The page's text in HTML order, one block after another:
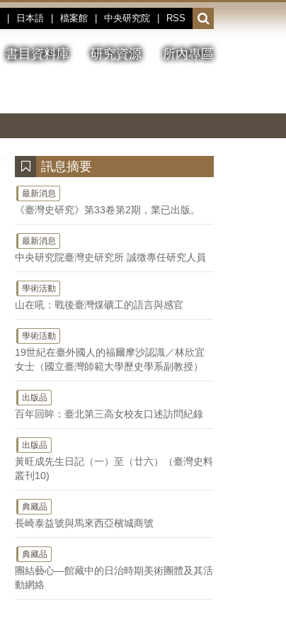
日本語 檔案館 中央研究院 RSS
開
啟
或
收
書目資料庫 研究資源 所內專區
停、
圖
圖
結
訊息摘要
最新消息
《臺灣史研究》第33卷第2期，業已出版。
最新消息
中央研究院臺灣史研究所 誠徵專任研究人員
學術活動
山在吼：戰後臺灣煤礦工的語言與感官
學術活動
19世紀在臺外國人的福爾摩沙認識／林欣宜
女士（國立臺灣師範大學歷史學系副教授）
出版品
百年回眸：臺北第三高女校友口述訪問紀錄
出版品
黃旺成先生日記（一）至（廿六）（臺灣史料
叢刊10)
典藏品
長崎泰益號與馬來西亞檳城商號
典藏品
團結藝心—館藏中的日治時期美術團體及其活
動網絡